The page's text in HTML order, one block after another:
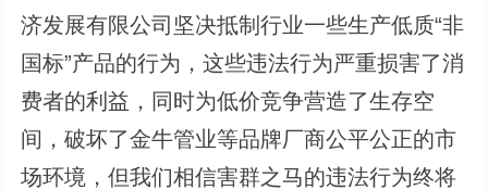
济发展有限公司坚决抵制行业一些生产低质“非
国标”产品的行为，这些违法行为严重损害了消
费者的利益，同时为低价竞争营造了生存空
间，破坏了金牛管业等品牌厂商公平公正的市
场环境，但我们相信害群之马的违法行为终将